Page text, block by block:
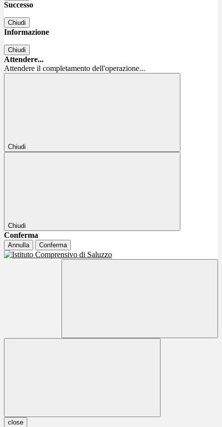
Successo
Chiudi
Informazione
Chiudi
Attendere...
Attendere il completamento dell'operazione...
Chiudi
Chiudi
Conferma
Annulla Conferma
close